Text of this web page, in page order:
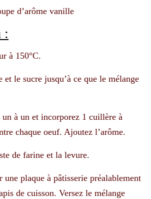
d’arôme vanille
:
à 150°C.
et le sucre jusqu’à ce que le mélange
à un et incorporez 1 cuillère à
chaque oeuf. Ajoutez l’arôme.
de farine et la levure.
une plaque à pâtisserie préalablement
de cuisson. Versez le mélange